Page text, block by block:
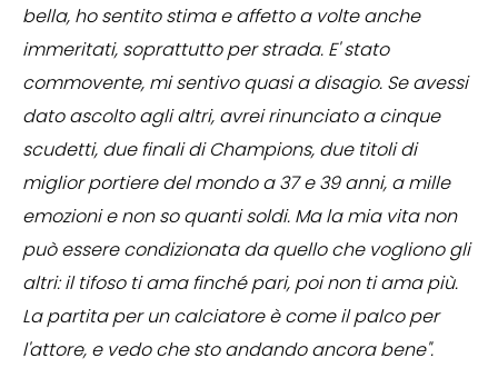
bella, ho sentito stima e affetto a volte anche
immeritati, soprattutto per strada. E' stato
commovente, mi sentivo quasi a disagio. Se avessi
dato ascolto agli altri, avrei rinunciato a cinque
scudetti, due finali di Champions, due titoli di
miglior portiere del mondo a 37 e 39 anni, a mille
emozioni e non so quanti soldi. Ma la mia vita non
può essere condizionata da quello che vogliono gli
altri: il tifoso ti ama finché pari, poi non ti ama più.
La partita per un calciatore è come il palco per
l'attore, e vedo che sto andando ancora bene".